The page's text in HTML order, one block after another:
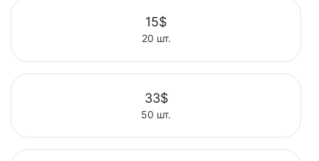
Выбрать
15$
20 шт.
Выбрать
33$
50 шт.